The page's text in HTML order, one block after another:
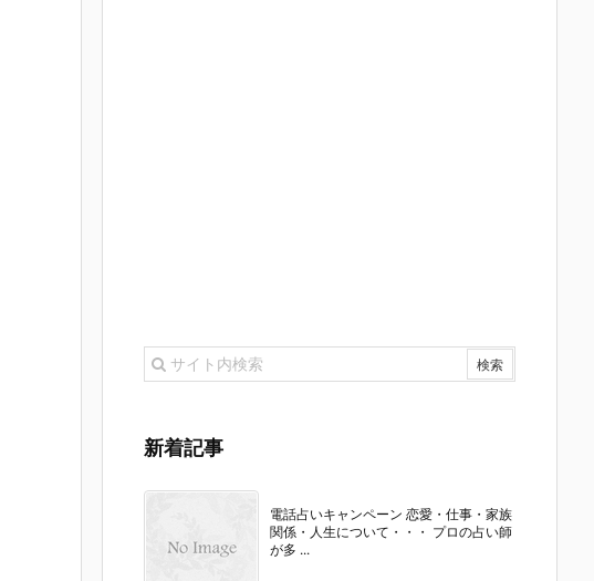
新着記事
電話占いキャンペーン 恋愛・仕事・家族
関係・人生について・・・ プロの占い師
が多 ...